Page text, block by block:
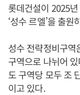
롯데건설이 2025
‘성수 르엘’을 출원
성수 전략정비구역
구역으로 나뉘어
도 구역당 모두 조
이고 있다.